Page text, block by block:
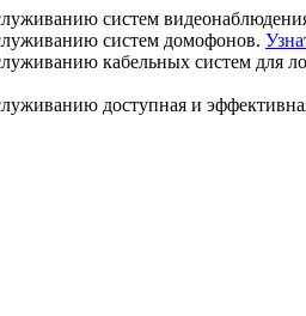
систем
систем домофонов.
кабельных систем для
доступная и